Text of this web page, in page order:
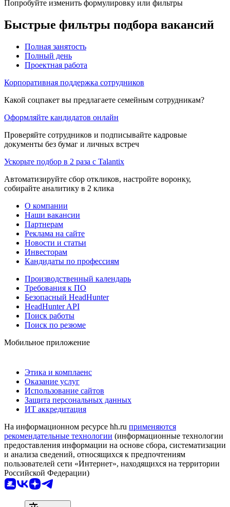
Попробуйте изменить формулировку или фильтры
Быстрые фильтры подбора вакансий
Полная занятость
Полный день
Проектная работа
Корпоративная поддержка сотрудников
Какой соцпакет вы предлагаете семейным сотрудникам?
Оформляйте кандидатов онлайн
Проверяйте сотрудников и подписывайте кадровые
документы без бумаг и личных встреч
Ускорьте подбор в 2 раза с Talantix
Автоматизируйте сбор откликов, настройте воронку,
собирайте аналитику в 2 клика
О компании
Наши вакансии
Партнерам
Реклама на сайте
Новости и статьи
Инвесторам
Кандидаты по профессиям
Производственный календарь
Требования к ПО
Безопасный HeadHunter
HeadHunter API
Поиск работы
Поиск по резюме
Мобильное приложение
Этика и комплаенс
Оказание услуг
Использование сайтов
Защита персональных данных
ИТ аккредитация
На информационном ресурсе hh.ru применяются
рекомендательные технологии (информационные технологии
предоставления информации на основе сбора, систематизации
и анализа сведений, относящихся к предпочтениям
пользователей сети «Интернет», находящихся на территории
Российской Федерации)